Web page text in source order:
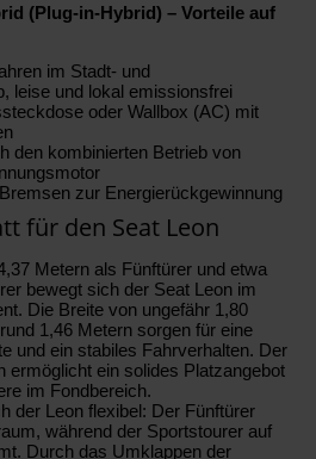
(Plug-in-Hybrid) – Vorteile auf
im Stadt- und
leise und lokal emissionsfrei
oder Wallbox (AC) mit
den kombinierten Betrieb von
zur Energierückgewinnung
für den Seat Leon
Metern als Fünftürer und etwa
bewegt sich der Seat Leon im
Die Breite von ungefähr 1,80
1,46 Metern sorgen für eine
und ein stabiles Fahrverhalten. Der
ermöglicht ein solides Platzangebot
im Fondbereich.
der Leon flexibel: Der Fünftürer
während der Sportstourer auf
Durch das Umklappen der